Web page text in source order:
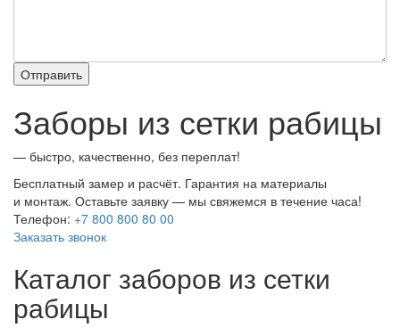
Заборы из сетки рабицы
— быстро, качественно, без переплат!
Бесплатный замер и расчёт. Гарантия на материалы
и монтаж. Оставьте заявку — мы свяжемся в течение часа!
Телефон: +7 800 800 80 00
Заказать звонок
Каталог заборов из сетки
рабицы